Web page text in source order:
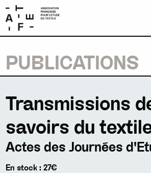
AFET
ADHÉSION
ESPACE ADHÉRENT-E-S
PUBLICATIONS
Transmissions
savoirs du
Actes des Journées
En stock : 27€